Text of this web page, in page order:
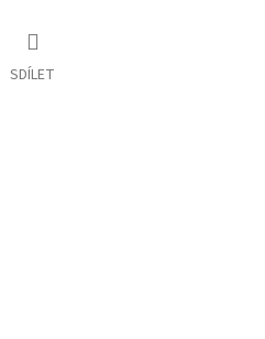
SDÍLET